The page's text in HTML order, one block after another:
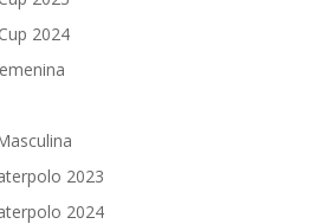
2024
2023
2024